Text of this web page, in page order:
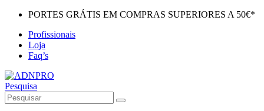
PORTES GRÁTIS EM COMPRAS SUPERIORES A 50€*
Profissionais
Loja
Faq’s
Pesquisa